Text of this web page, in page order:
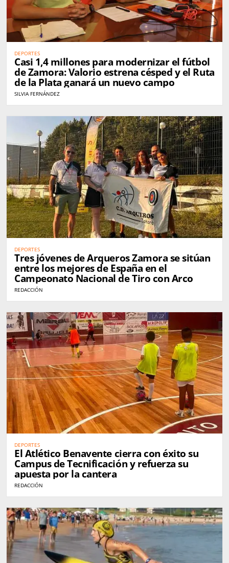
DEPORTES
Casi 1,4 millones para modernizar el fútbol
de Zamora: Valorio estrena césped y el Ruta
de la Plata ganará un nuevo campo
SILVIA FERNÁNDEZ
DEPORTES
Tres jóvenes de Arqueros Zamora se sitúan
entre los mejores de España en el
Campeonato Nacional de Tiro con Arco
REDACCIÓN
DEPORTES
El Atlético Benavente cierra con éxito su
Campus de Tecnificación y refuerza su
apuesta por la cantera
REDACCIÓN